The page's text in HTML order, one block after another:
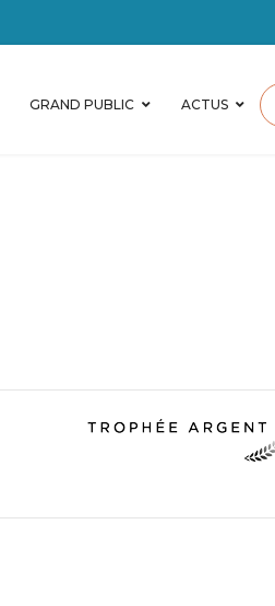
GRAND PUBLIC ACTUS